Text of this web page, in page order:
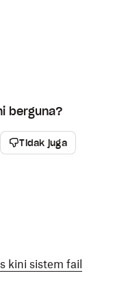
berguna?
Tidak juga
kini sistem fail